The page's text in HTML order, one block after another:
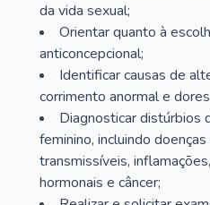
da vida sexual;
Orientar quanto à
anticoncepcional;
Identificar causas de
corrimento anormal e
Diagnosticar distúrbios
feminino, incluindo
transmissíveis,
hormonais e câncer;